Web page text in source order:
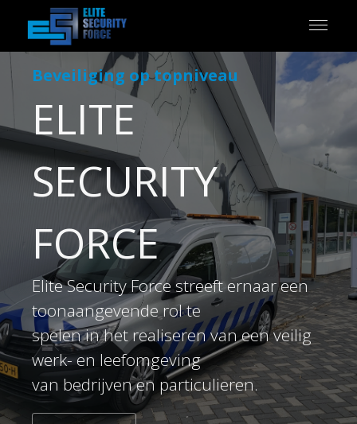
Beveiliging op topniveau
ELITE
SECURITY
FORCE
Elite Security Force streeft ernaar een
toonaangevende rol te
spelen in het realiseren van een veilig
werk- en leefomgeving
van bedrijven en particulieren.